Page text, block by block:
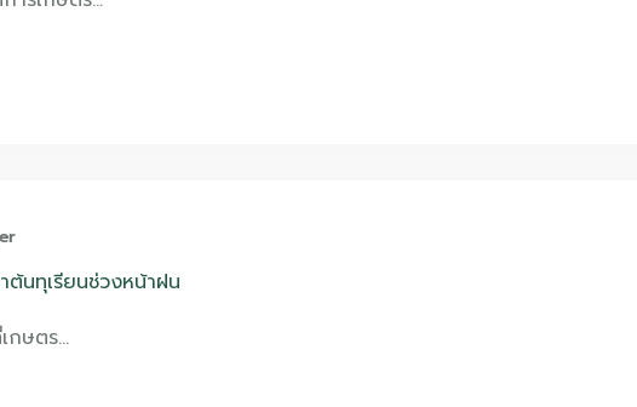
ต้นทุเรียนช่วงหน้าฝน
กษตร…